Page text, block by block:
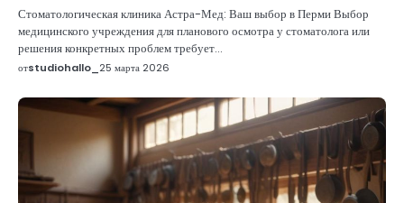
Стоматологическая клиника Астра-Мед: Ваш выбор в Перми Выбор
медицинского учреждения для планового осмотра у стоматолога или
решения конкретных проблем требует…
отstudiohallo_ 25 марта 2026